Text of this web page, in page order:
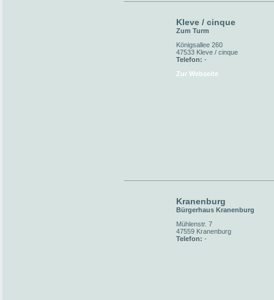
Kleve / cinque
Zum Turm
Königsallee 260
47533 Kleve / cinque
Telefon: -
Zur Webseite
Kranenburg
Bürgerhaus Kranenburg
Mühlenstr. 7
47559 Kranenburg
Telefon: -